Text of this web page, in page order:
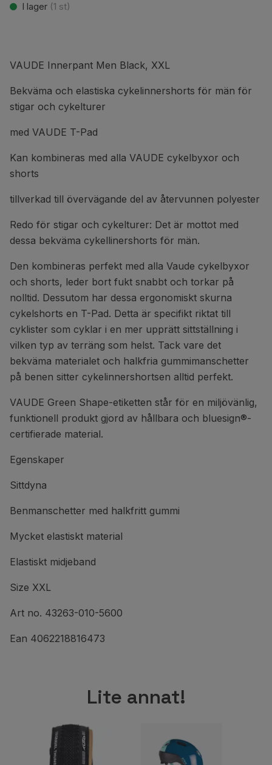
I lager (1 st)
VAUDE Innerpant Men Black, XXL
Bekväma och elastiska cykelinnershorts för män för
stigar och cykelturer
med VAUDE T-Pad
Kan kombineras med alla VAUDE cykelbyxor och
shorts
tillverkad till övervägande del av återvunnen polyester
Redo för stigar och cykelturer: Det är mottot med
dessa bekväma cykellinershorts för män.
Den kombineras perfekt med alla Vaude cykelbyxor
och shorts, leder bort fukt snabbt och torkar på
nolltid. Dessutom har dessa ergonomiskt skurna
cykelshorts en T-Pad. Detta är specifikt riktat till
cyklister som cyklar i en mer upprätt sittställning i
vilken typ av terräng som helst. Tack vare det
bekväma materialet och halkfria gummimanschetter
på benen sitter cykelinnershortsen alltid perfekt.
VAUDE Green Shape-etiketten står för en miljövänlig,
funktionell produkt gjord av hållbara och bluesign®-
certifierade material.
Egenskaper
Sittdyna
Benmanschetter med halkfritt gummi
Mycket elastiskt material
Elastiskt midjeband
Size XXL
Art no. 43263-010-5600
Ean 4062218816473
Lite annat!